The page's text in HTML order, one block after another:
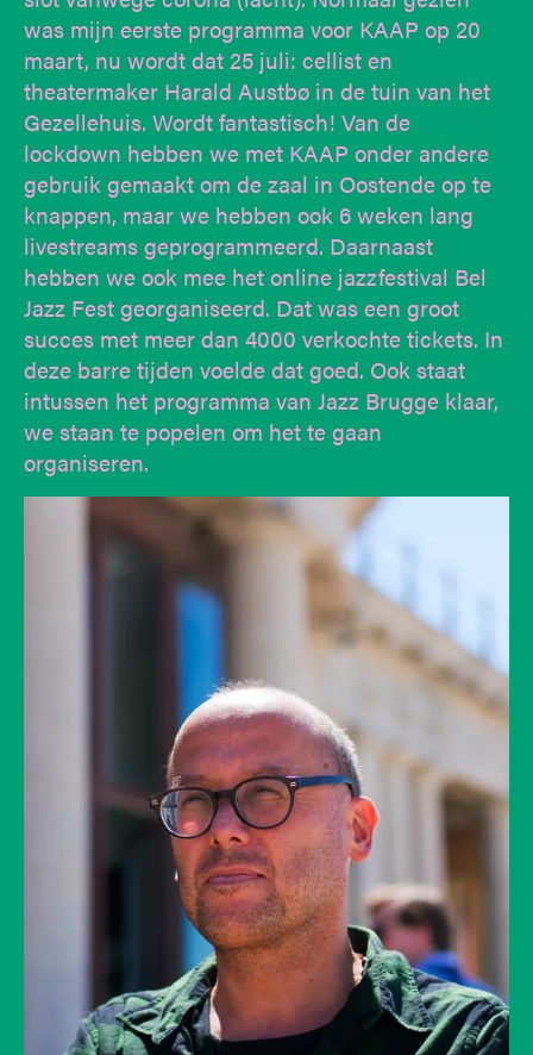
was mijn eerste programma voor KAAP op 20
maart, nu wordt dat 25 juli: cellist en
theatermaker Harald Austbø in de tuin van het
Gezellehuis. Wordt fantastisch! Van de
lockdown hebben we met KAAP onder andere
gebruik gemaakt om de zaal in Oostende op te
knappen, maar we hebben ook 6 weken lang
livestreams geprogrammeerd. Daarnaast
hebben we ook mee het online jazzfestival Bel
Jazz Fest georganiseerd. Dat was een groot
succes met meer dan 4000 verkochte tickets. In
deze barre tijden voelde dat goed. Ook staat
intussen het programma van Jazz Brugge klaar,
we staan te popelen om het te gaan
organiseren.